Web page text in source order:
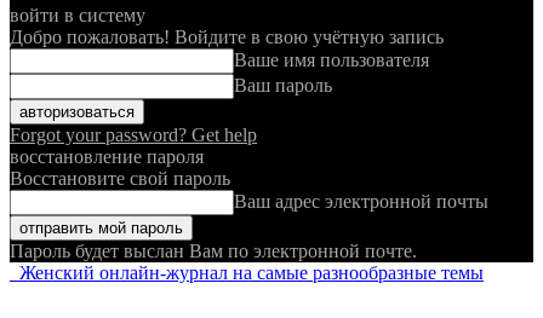
войти в систему
Добро пожаловать! Войдите в свою учётную запись
Ваше имя пользователя
Ваш пароль
Forgot your password? Get help
восстановление пароля
Восстановите свой пароль
Ваш адрес электронной почты
Пароль будет выслан Вам по электронной почте.
Женский онлайн-журнал на самые разнообразные темы